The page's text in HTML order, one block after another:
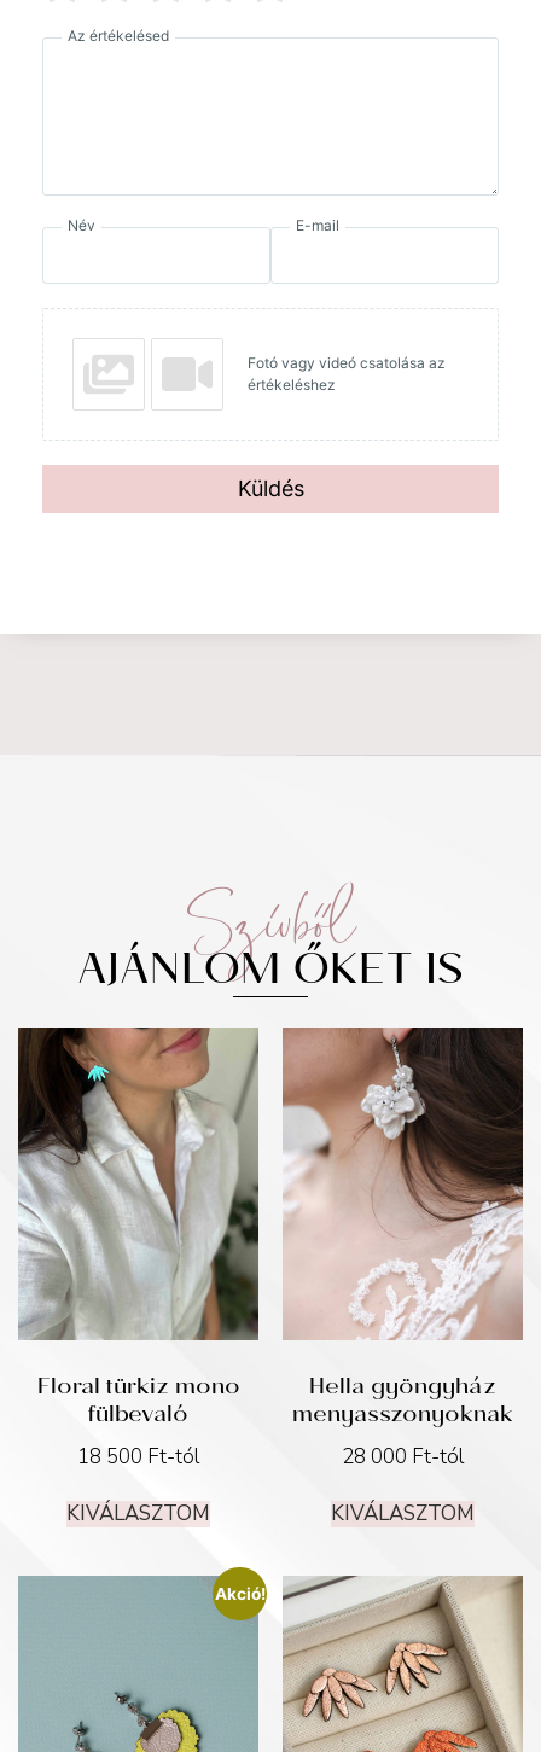
Az értékelésed
Név E-mail
Fotó vagy videó csatolása az
értékeléshez
Küldés
Szívből
AJÁNLOM ŐKET IS
Floral türkiz mono
fülbevaló
18 500 Ft-tól
KIVÁLASZTOM
Hella gyöngyház
menyasszonyoknak
28 000 Ft-tól
KIVÁLASZTOM
Akció!